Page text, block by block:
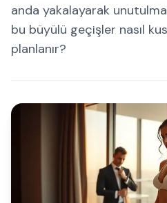
anda yakalayarak
bu büyülü geçişler nasıl
planlanır?